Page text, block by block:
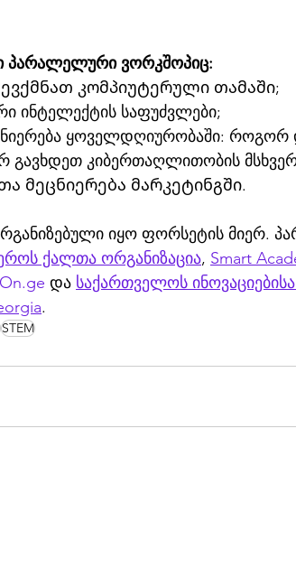
პარალელური ვორკშოპიც:
კომპიუტერული თამაში;
ინტელექტის საფუძვლები;
ყოველდღიურობაში: როგორ
გავხდეთ კიბერთაღლითობის
მეცნიერება მარკეტინგში.
იყო ფორსეტის მიერ.
ქალთა ორგანიზაცია, Smart
და საქართველოს
.
STEM